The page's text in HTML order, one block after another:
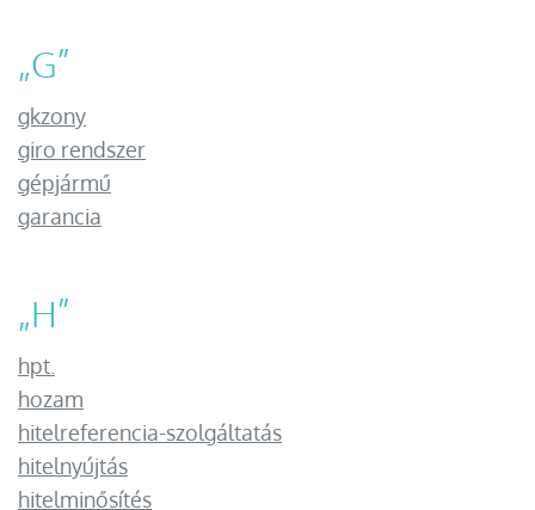
„G”
gkzony
giro rendszer
gépjármű
garancia
„H”
hpt.
hozam
hitelreferencia-szolgáltatás
hitelnyújtás
hitelminősítés